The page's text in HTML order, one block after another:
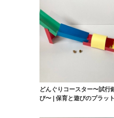
どんぐりコースター〜試行
び〜 | 保育と遊びのプラッ